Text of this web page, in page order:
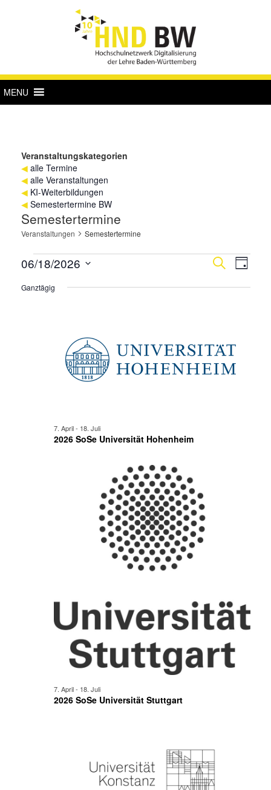
MENU
Veranstaltungskategorien
◀ alle Termine
◀ alle Veranstaltungen
◀ KI-Weiterbildungen
◀ Semestertermine BW
Semestertermine
Veranstaltungen Semestertermine
Veranstaltungen
für Suche
SucheTag
06/18/2026
wählen.
Ganztägig
2026 SoSe Universität Hohenheim
7. April- 18. Juli
2026 SoSe Universität Stuttgart
7. April- 18. Juli